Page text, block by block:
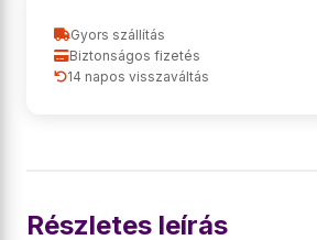
Gyors szállítás
Biztonságos fizetés
14 napos visszaváltás
Részletes leírás